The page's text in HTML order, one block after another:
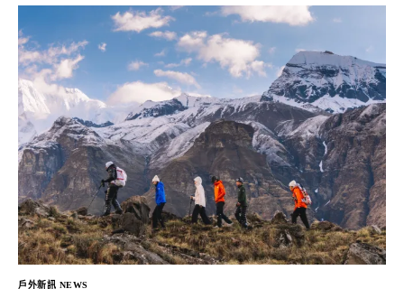
戶外新訊 NEWS